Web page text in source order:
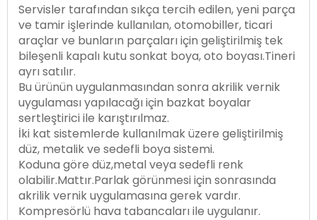
Servisler tarafından sıkça tercih edilen, yeni parça
ve tamir işlerinde kullanılan, otomobiller, ticari
araçlar ve bunların parçaları için geliştirilmiş tek
bileşenli kapalı kutu sonkat boya, oto boyası.Tineri
ayrı satılır.
Bu ürünün uygulanmasından sonra akrilik vernik
uygulaması yapılacağı için bazkat boyalar
sertleştirici ile karıştırılmaz.
İki kat sistemlerde kullanılmak üzere geliştirilmiş
düz, metalik ve sedefli boya sistemi.
Koduna göre düz,metal veya sedefli renk
olabilir.Mattır.Parlak görünmesi için sonrasında
akrilik vernik uygulamasına gerek vardır.
Kompresörlü hava tabancaları ile uygulanır.